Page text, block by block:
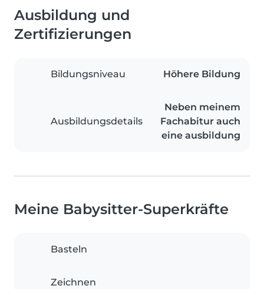
Ausbildung und
Zertifizierungen
Bildungsniveau Höhere Bildung
Ausbildungsdetails
Neben meinem
Fachabitur auch
eine ausbildung
Meine Babysitter-Superkräfte
Basteln
Zeichnen